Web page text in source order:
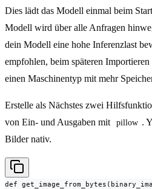
Dies lädt das Modell einmal beim
Modell wird über alle Anfragen
dein Modell eine hohe Inferenzlast
empfohlen, beim späteren
einen Maschinentyp mit mehr
Erstelle als Nächstes zwei
von Ein- und Ausgaben mit
pillow .
Bilder nativ.
def